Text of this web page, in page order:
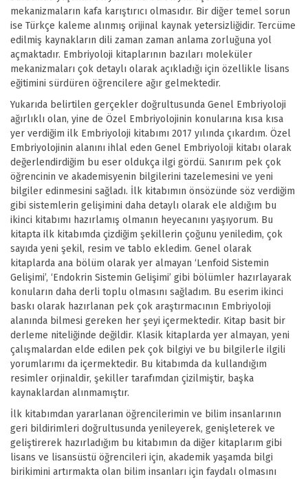
mekanizmaların kafa karıştırıcı olmasıdır. Bir diğer temel sorun
ise Türkçe kaleme alınmış orijinal kaynak yetersizliğidir. Tercüme
edilmiş kaynakların dili zaman zaman anlama zorluğuna yol
açmaktadır. Embriyoloji kitaplarının bazıları moleküler
mekanizmaları çok detaylı olarak açıkladığı için özellikle lisans
eğitimini sürdüren öğrencilere ağır gelmektedir.
Yukarıda belirtilen gerçekler doğrultusunda Genel Embriyoloji
ağırlıklı olan, yine de Özel Embriyolojinin konularına kısa kısa
yer verdiğim ilk Embriyoloji kitabımı 2017 yılında çıkardım. Özel
Embriyolojinin alanını ihlal eden Genel Embriyoloji kitabı olarak
değerlendirdiğim bu eser oldukça ilgi gördü. Sanırım pek çok
öğrencinin ve akademisyenin bilgilerini tazelemesini ve yeni
bilgiler edinmesini sağladı. İlk kitabımın önsözünde söz verdiğim
gibi sistemlerin gelişimini daha detaylı olarak ele aldığım bu
ikinci kitabımı hazırlamış olmanın heyecanını yaşıyorum. Bu
kitapta ilk kitabımda çizdiğim şekillerin çoğunu yeniledim, çok
sayıda yeni şekil, resim ve tablo ekledim. Genel olarak
kitaplarda ana bölüm olarak yer almayan ‘Lenfoid Sistemin
Gelişimi’, ‘Endokrin Sistemin Gelişimi’ gibi bölümler hazırlayarak
konuların daha derli toplu olmasını sağladım. Bu eserim ikinci
baskı olarak hazırlanan pek çok araştırmacının Embriyoloji
alanında bilmesi gereken her şeyi içermektedir. Kitap basit bir
derleme niteliğinde değildir. Klasik kitaplarda yer almayan, yeni
çalışmalardan elde edilen pek çok bilgiyi ve bu bilgilerle ilgili
yorumlarımı da içermektedir. Bu kitabımda da kullandığım
resimler orjinaldir, şekiller tarafımdan çizilmiştir, başka
kaynaklardan alınmamıştır.
İlk kitabımdan yararlanan öğrencilerimin ve bilim insanlarının
geri bildirimleri doğrultusunda yenileyerek, genişleterek ve
geliştirerek hazırladığım bu kitabımın da diğer kitaplarım gibi
lisans ve lisansüstü öğrencileri için, akademik yaşamda bilgi
birikimini artırmakta olan bilim insanları için faydalı olmasını